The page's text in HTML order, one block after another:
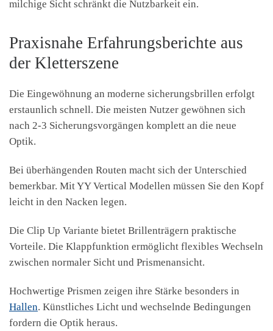
milchige Sicht schränkt die Nutzbarkeit ein.
Praxisnahe Erfahrungsberichte aus
der Kletterszene
Die Eingewöhnung an moderne sicherungsbrillen erfolgt
erstaunlich schnell. Die meisten Nutzer gewöhnen sich
nach 2-3 Sicherungsvorgängen komplett an die neue
Optik.
Bei überhängenden Routen macht sich der Unterschied
bemerkbar. Mit YY Vertical Modellen müssen Sie den Kopf
leicht in den Nacken legen.
Die Clip Up Variante bietet Brillenträgern praktische
Vorteile. Die Klappfunktion ermöglicht flexibles Wechseln
zwischen normaler Sicht und Prismenansicht.
Hochwertige Prismen zeigen ihre Stärke besonders in
Hallen. Künstliches Licht und wechselnde Bedingungen
fordern die Optik heraus.